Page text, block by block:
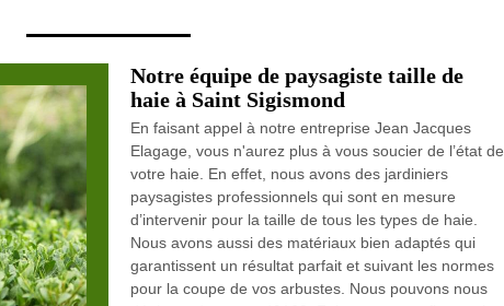
Notre équipe de paysagiste taille de
haie à Saint Sigismond
En faisant appel à notre entreprise Jean Jacques
Elagage, vous n'aurez plus à vous soucier de l’état de
votre haie. En effet, nous avons des jardiniers
paysagistes professionnels qui sont en mesure
d’intervenir pour la taille de tous les types de haie.
Nous avons aussi des matériaux bien adaptés qui
garantissent un résultat parfait et suivant les normes
pour la coupe de vos arbustes. Nous pouvons nous